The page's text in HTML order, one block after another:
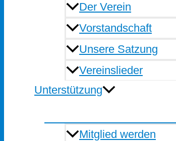
Der Verein
Vorstandschaft
Unsere Satzung
Vereinslieder
Unterstützung
Mitglied werden